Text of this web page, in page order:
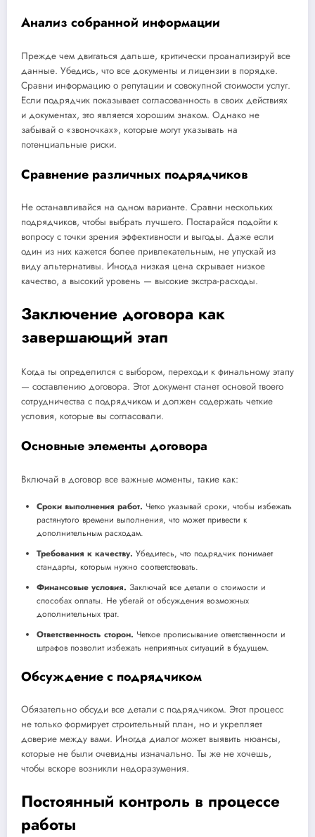
Анализ собранной информации
Прежде чем двигаться дальше, критически проанализируй все
данные. Убедись, что все документы и лицензии в порядке.
Сравни информацию о репутации и совокупной стоимости услуг.
Если подрядчик показывает согласованность в своих действиях
и документах, это является хорошим знаком. Однако не
забывай о «звоночках», которые могут указывать на
потенциальные риски.
Сравнение различных подрядчиков
Не останавливайся на одном варианте. Сравни нескольких
подрядчиков, чтобы выбрать лучшего. Постарайся подойти к
вопросу с точки зрения эффективности и выгоды. Даже если
один из них кажется более привлекательным, не упускай из
виду альтернативы. Иногда низкая цена скрывает низкое
качество, а высокий уровень — высокие экстра-расходы.
Заключение договора как
завершающий этап
Когда ты определился с выбором, переходи к финальному этапу
— составлению договора. Этот документ станет основой твоего
сотрудничества с подрядчиком и должен содержать четкие
условия, которые вы согласовали.
Основные элементы договора
Включай в договор все важные моменты, такие как:
Сроки выполнения работ. Четко указывай сроки, чтобы избежать
растянутого времени выполнения, что может привести к
дополнительным расходам.
Требования к качеству. Убедитесь, что подрядчик понимает
стандарты, которым нужно соответствовать.
Финансовые условия. Заключай все детали о стоимости и
способах оплаты. Не убегай от обсуждения возможных
дополнительных трат.
Ответственность сторон. Четкое прописывание ответственности и
штрафов позволит избежать неприятных ситуаций в будущем.
Обсуждение с подрядчиком
Обязательно обсуди все детали с подрядчиком. Этот процесс
не только формирует строительный план, но и укрепляет
доверие между вами. Иногда диалог может выявить нюансы,
которые не были очевидны изначально. Ты же не хочешь,
чтобы вскоре возникли недоразумения.
Постоянный контроль в процессе
работы